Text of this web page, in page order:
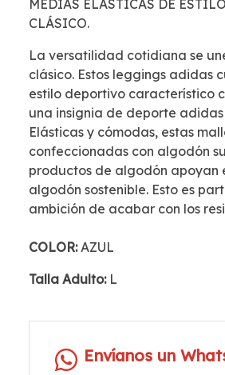
MEDIAS ELÁSTICAS DE
CLÁSICO.
La versatilidad cotidiana se
clásico. Estos leggings adidas
estilo deportivo característico
una insignia de deporte
Elásticas y cómodas, estas
confeccionadas con algodón
productos de algodón apoyan
algodón sostenible. Esto es
ambición de acabar con los
COLOR: AZUL
Talla Adulto: L
Envíanos un